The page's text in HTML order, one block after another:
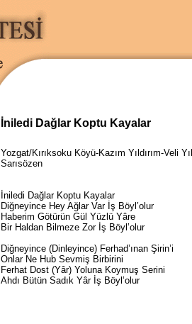
İniledi Dağlar Koptu Kayalar
Yozgat/Kırıksoku Köyü-Kazım Yıldırım-Veli
Sarısözen
İniledi Dağlar Koptu Kayalar
Diğneyince Hey Ağlar Var İş Böyl’olur
Haberim Götürün Gül Yüzlü Yâre
Bir Haldan Bilmeze Zor İş Böyl’olur
Diğneyince (Dinleyince) Ferhad’ınan Şirin’i
Onlar Ne Hub Sevmiş Birbirini
Ferhat Dost (Yâr) Yoluna Koymuş Serini
Ahdı Bütün Sadık Yâr İş Böyl’olur